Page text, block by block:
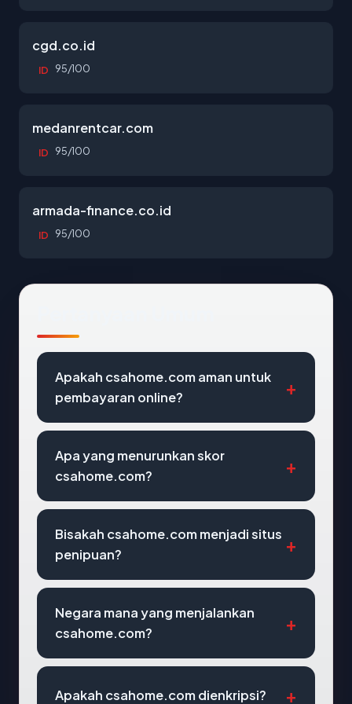
cgd.co.id
ID 95/100
medanrentcar.com
ID 95/100
armada-finance.co.id
ID 95/100
Apakah csahome.com aman untuk
pembayaran online?
Apa yang menurunkan skor
csahome.com?
Bisakah csahome.com menjadi situs
penipuan?
Negara mana yang menjalankan
csahome.com?
Apakah csahome.com dienkripsi?